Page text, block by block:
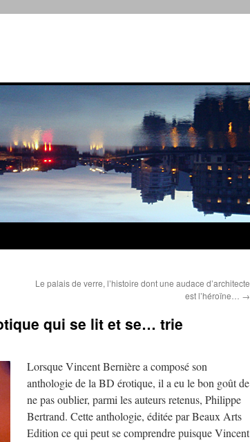
Le palais de verre, l’histoire dont une audace d’architecte
est l’héroïne… →
qui se lit et se… trie
Lorsque Vincent Bernière a composé son
anthologie de la BD érotique, il a eu le bon goût de
ne pas oublier, parmi les auteurs retenus, Philippe
Bertrand. Cette anthologie, éditée par Beaux Arts
Edition ce qui peut se comprendre puisque Vincent